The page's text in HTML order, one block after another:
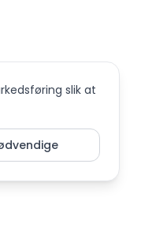
slik at